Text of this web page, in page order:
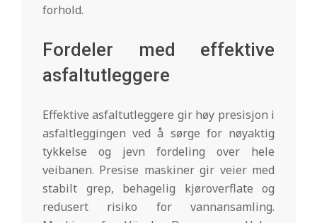
forhold.
Fordeler med effektive
asfaltutleggere
Effektive asfaltutleggere gir høy presisjon i
asfaltleggingen ved å sørge for nøyaktig
tykkelse og jevn fordeling over hele
veibanen. Presise maskiner gir veier med
stabilt grep, behagelig kjøroverflate og
redusert risiko for vannansamling.